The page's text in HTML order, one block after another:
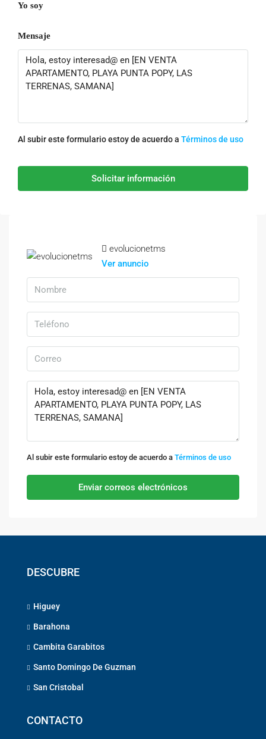
Yo soy
Mensaje
Al subir este formulario estoy de acuerdo a Términos de uso
Solicitar información
evolucionetms
Ver anuncio
Al subir este formulario estoy de acuerdo a Términos de uso
Enviar correos electrónicos
DESCUBRE
Higuey
Barahona
Cambita Garabitos
Santo Domingo De Guzman
San Cristobal
CONTACTO